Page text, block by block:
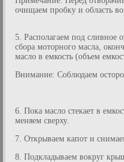
очищаем пробку и область
5. Располагаем под сливное
сбора моторного масла,
масло в емкость (объем
Внимание: Соблюдаем
6. Пока масло стекает в
меняем сверху.
7. Открываем капот и
8. Подкладываем вокруг